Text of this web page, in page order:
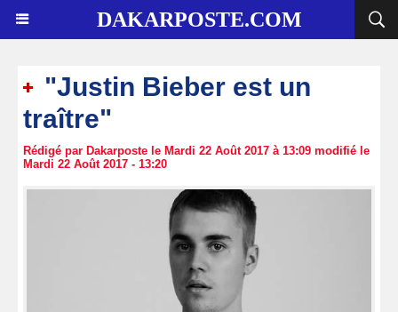
DAKARPOSTE.COM
"Justin Bieber est un
traître"
Rédigé par Dakarposte le Mardi 22 Août 2017 à 13:09 modifié le
Mardi 22 Août 2017 - 13:20